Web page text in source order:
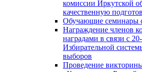
комиссии Иркутской
качественную
Обучающие семинары
Награждение членов
наградами в связи с
Избирательной
выборов
Проведение